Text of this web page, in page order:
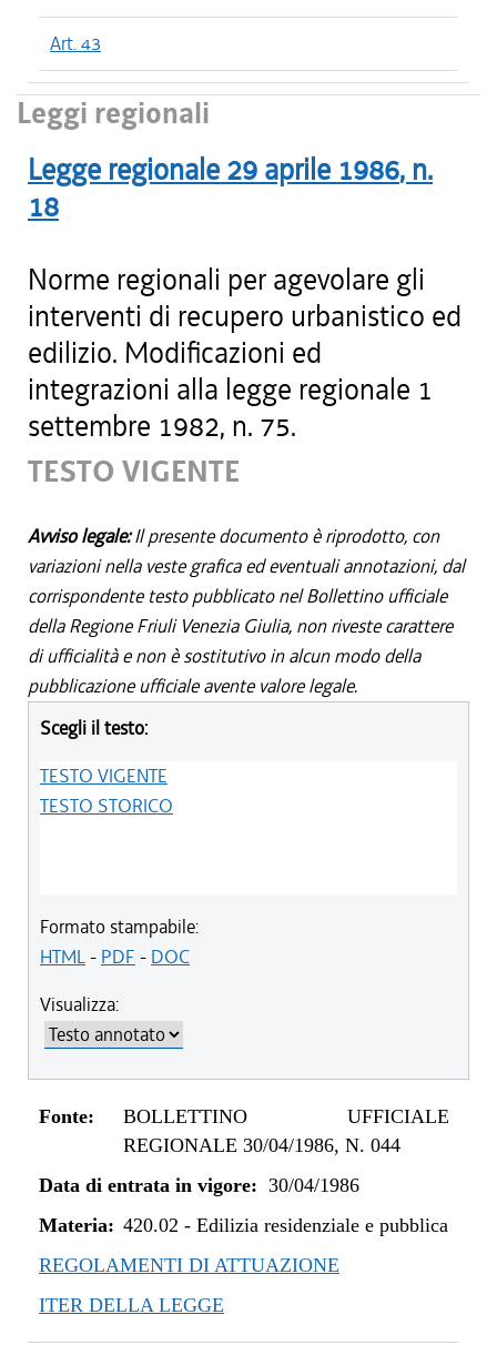
Art. 43
Leggi regionali
Legge regionale 29 aprile 1986, n.
18
Norme regionali per agevolare gli
interventi di recupero urbanistico ed
edilizio. Modificazioni ed
integrazioni alla legge regionale 1
settembre 1982, n. 75.
TESTO VIGENTE
Avviso legale:Il presente documento è riprodotto, con
variazioni nella veste grafica ed eventuali annotazioni, dal
corrispondente testo pubblicato nel Bollettino ufficiale
della Regione Friuli Venezia Giulia, non riveste carattere
di ufficialità e non è sostitutivo in alcun modo della
pubblicazione ufficiale avente valore legale.
Scegli il testo:
TESTO VIGENTE
TESTO STORICO
Formato stampabile:
HTML- PDF - DOC
Visualizza:
Fonte:
BOLLETTINO UFFICIALE
REGIONALE 30/04/1986, N. 044
Data di entrata in vigore: 30/04/1986
Materia: 420.02 - Edilizia residenziale e pubblica
REGOLAMENTI DI ATTUAZIONE
ITER DELLA LEGGE